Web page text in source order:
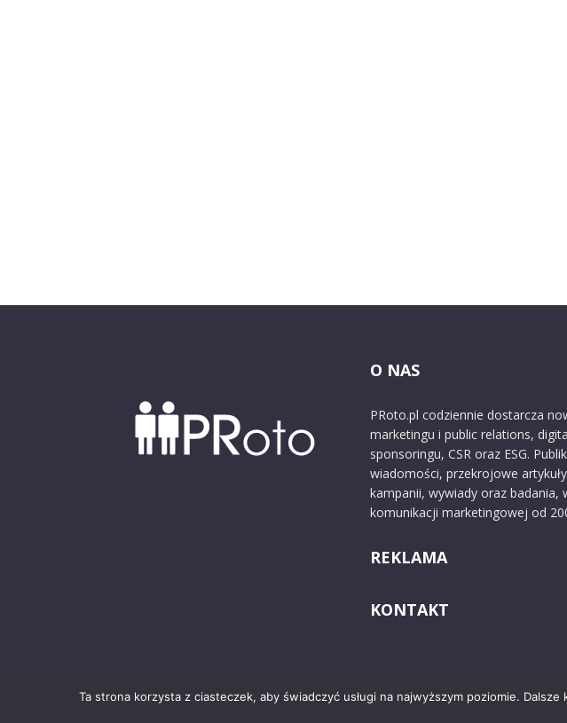
O NAS
PRoto.pl codziennie dostarcza
marketingu i public relations,
sponsoringu, CSR oraz ESG.
wiadomości, przekrojowe
kampanii, wywiady oraz badania,
komunikacji marketingowej od
REKLAMA
KONTAKT
© 2024 PRoto.pl
Ta strona korzysta z ciasteczek, aby świadczyć usługi na najwyższym poziomie.